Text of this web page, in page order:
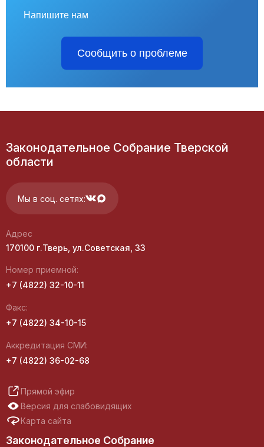
Напишите нам
Сообщить о проблеме
Законодательное Собрание Тверской
области
Мы в соц. сетях:
Адрес
170100 г.Тверь, ул.Советская, 33
Номер приемной:
+7 (4822) 32-10-11
Факс:
+7 (4822) 34-10-15
Аккредитация СМИ:
+7 (4822) 36-02-68
Прямой эфир
Версия для слабовидящих
Карта сайта
Законодательное Собрание